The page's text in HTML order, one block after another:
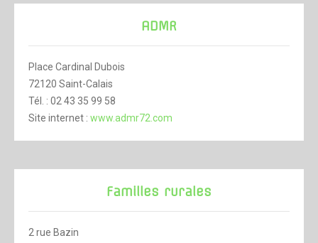
ADMR
Place Cardinal Dubois
72120 Saint-Calais
Tél. : 02 43 35 99 58
Site internet : www.admr72.com
Familles rurales
2 rue Bazin